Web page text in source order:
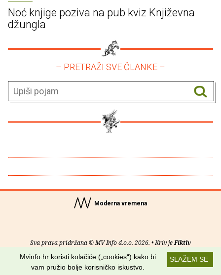
Noć knjige poziva na pub kviz Književna
džungla
– PRETRAŽI SVE ČLANKE –
Moderna vremena
Sva prava pridržana © MV Info d.o.o. 2026. • Kriv jeFiktiv
Uvjeti korištenja RSS kanaliSLAŽEM SE
Mvinfo.hr koristi kolačiće („cookies“) kako bi
vam pružio bolje korisničko iskustvo.